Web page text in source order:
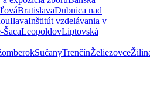
BratislavaDubnica nad
IlavaInštitút vzdelávania v
ŠacaLeopoldovLiptovská
SučanyTrenčínŽeliezovce